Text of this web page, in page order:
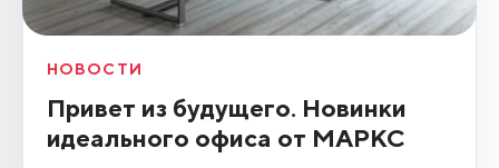
НОВОСТИ
Привет из будущего. Новинки
идеального офиса от МАРКС